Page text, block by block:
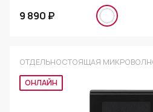
9 890 ₽
ОТДЕЛЬНОСТОЯЩАЯ
ОНЛАЙН